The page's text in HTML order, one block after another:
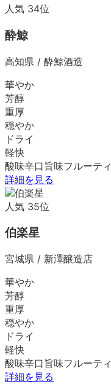
人気 34位
酔鯨
高知県 / 酔鯨酒造
華やか
芳醇
重厚
穏やか
ドライ
軽快
酸味辛口 旨味フルーティ
詳細を見る
人気 35位
伯楽星
宮城県 / 新澤醸造店
華やか
芳醇
重厚
穏やか
ドライ
軽快
酸味辛口 旨味フルーティ
詳細を見る